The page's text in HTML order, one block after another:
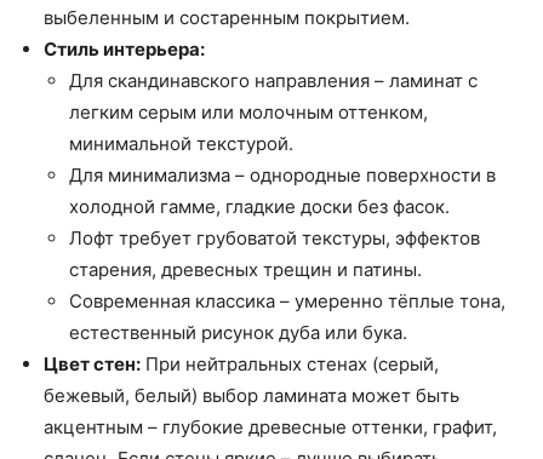
выбеленным и состаренным покрытием.
Стиль интерьера:
Для скандинавского направления – ламинат с
легким серым или молочным оттенком,
минимальной текстурой.
Для минимализма – однородные поверхности в
холодной гамме, гладкие доски без фасок.
Лофт требует грубоватой текстуры, эффектов
старения, древесных трещин и патины.
Современная классика – умеренно тёплые тона,
естественный рисунок дуба или бука.
Цвет стен: При нейтральных стенах (серый,
бежевый, белый) выбор ламината может быть
акцентным – глубокие древесные оттенки, графит,